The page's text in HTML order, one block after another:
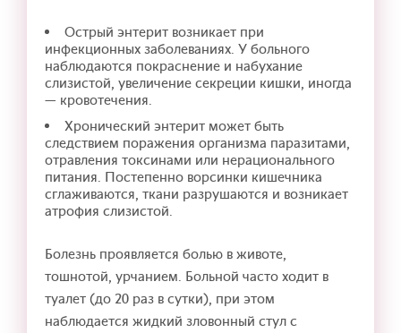
Острый энтерит возникает при
инфекционных заболеваниях. У больного
наблюдаются покраснение и набухание
слизистой, увеличение секреции кишки, иногда
— кровотечения.
Хронический энтерит может быть
следствием поражения организма паразитами,
отравления токсинами или нерационального
питания. Постепенно ворсинки кишечника
сглаживаются, ткани разрушаются и возникает
атрофия слизистой.
Болезнь проявляется болью в животе,
тошнотой, урчанием. Больной часто ходит в
туалет (до 20 раз в сутки), при этом
наблюдается жидкий зловонный стул с